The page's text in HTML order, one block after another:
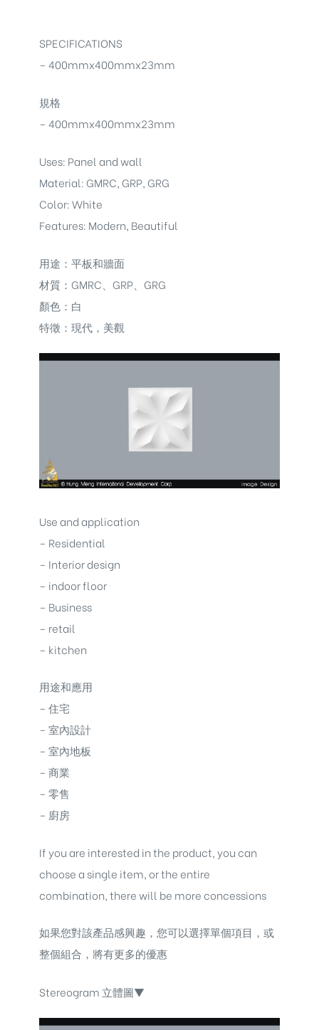
SPECIFICATIONS
– 400mmx400mmx23mm
規格
– 400mmx400mmx23mm
Uses: Panel and wall
Material: GMRC, GRP, GRG
Color: White
Features: Modern, Beautiful
用途：平板和牆面
材質：GMRC、GRP、GRG
顏色：白
特徵：現代，美觀
Use and application
– Residential
– Interior design
– indoor floor
– Business
– retail
– kitchen
用途和應用
– 住宅
– 室內設計
– 室內地板
– 商業
– 零售
– 廚房
If you are interested in the product, you can
choose a single item, or the entire
combination, there will be more concessions
如果您對該產品感興趣，您可以選擇單個項目，或
整個組合，將有更多的優惠
Stereogram 立體圖▼